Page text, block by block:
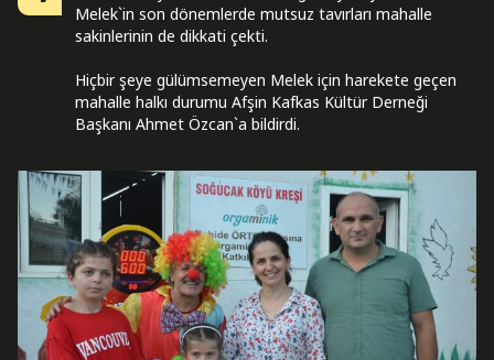
Melek`in son dönemlerde mutsuz tavırları mahalle
sakinlerinin de dikkati çekti.
Hiçbir şeye gülümsemeyen Melek için harekete geçen
mahalle halkı durumu Afşin Kafkas Kültür Derneği
Başkanı Ahmet Özcan`a bildirdi.